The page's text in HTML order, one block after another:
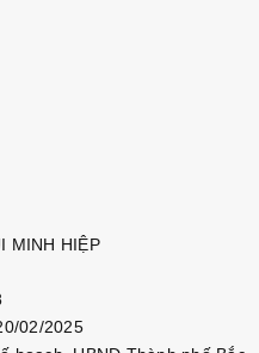
MINH HIỆP
02/2025